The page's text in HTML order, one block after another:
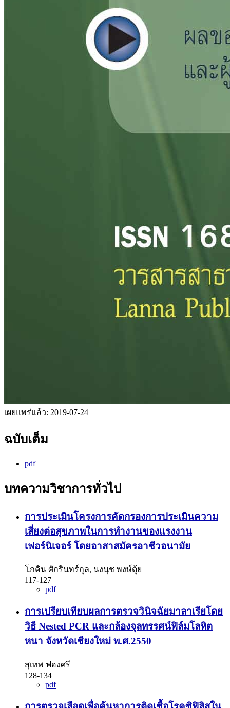
เผยแพร่แล้ว: 2019-07-24
ฉบับเต็ม
pdf
บทความวิชาการทั่วไป
การประเมินโครงการคัดกรองการประเมินความ
เสี่ยงต่อสุขภาพในการทํางานของแรงงาน
เฟอร์นิเจอร์ โดยอาสาสมัครอาชีวอนามัย
โภคิน ศักรินทร์กุล, นงนุช พงษ์ตุ้ย
117-127
pdf
การเปรียบเทียบผลการตรวจวินิจฉัยมาลาเรียโดย
วิธี Nested PCR และกล้องจุลทรรศน์ฟิล์มโลหิต
หนา จังหวัดเชียงใหม่ พ.ศ.2550
สุเทพ ฟองศรี
128-134
pdf